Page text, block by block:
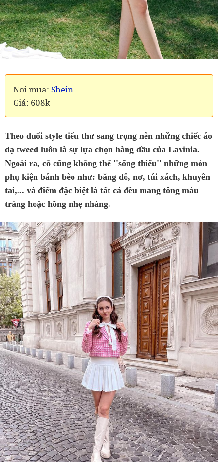
Nơi mua: Shein
Giá: 608k
Theo đuổi style tiểu thư sang trọng nên những chiếc áo
dạ tweed luôn là sự lựa chọn hàng đầu của Lavinia.
Ngoài ra, cô cũng không thể ''sống thiếu'' những món
phụ kiện bánh bèo như: băng đô, nơ, túi xách, khuyên
tai,... và điểm đặc biệt là tất cả đều mang tông màu
trắng hoặc hồng nhẹ nhàng.